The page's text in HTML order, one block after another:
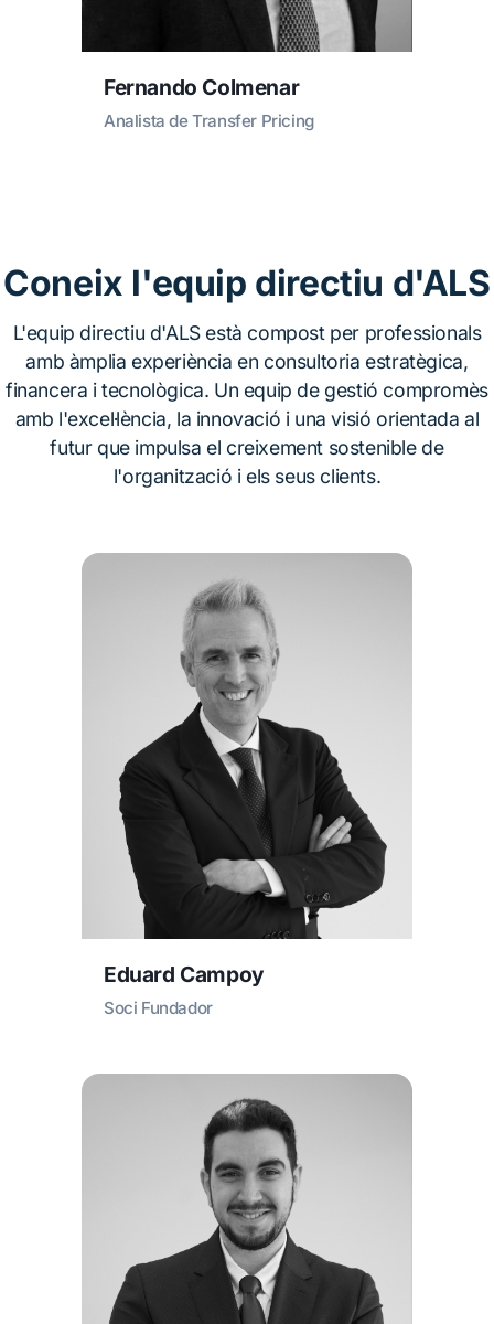
Fernando Colmenar
Analista de Transfer Pricing
Coneix l'equip directiu d'ALS
L'equip directiu d'ALS està compost per professionals
amb àmplia experiència en consultoria estratègica,
financera i tecnològica. Un equip de gestió compromès
amb l'excel·lència, la innovació i una visió orientada al
futur que impulsa el creixement sostenible de
l'organització i els seus clients.
Eduard Campoy
Soci Fundador